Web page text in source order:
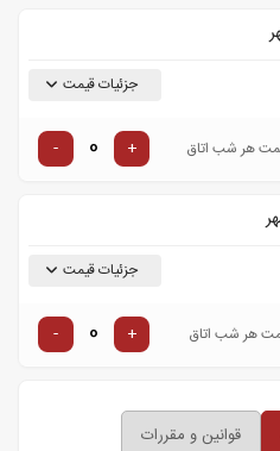
جزئیات قیمت
هر شب اتاق +
-
جزئیات قیمت
هر شب اتاق +
-
قوانین و مقررات